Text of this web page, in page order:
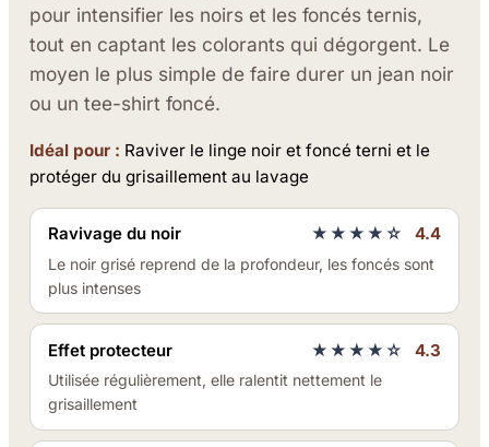
pour intensifier les noirs et les foncés ternis,
tout en captant les colorants qui dégorgent. Le
moyen le plus simple de faire durer un jean noir
ou un tee-shirt foncé.
Idéal pour : Raviver le linge noir et foncé terni et le
protéger du grisaillement au lavage
Ravivage du noir ★★★★☆ 4.4
Le noir grisé reprend de la profondeur, les foncés sont
plus intenses
Effet protecteur ★★★★☆ 4.3
Utilisée régulièrement, elle ralentit nettement le
grisaillement